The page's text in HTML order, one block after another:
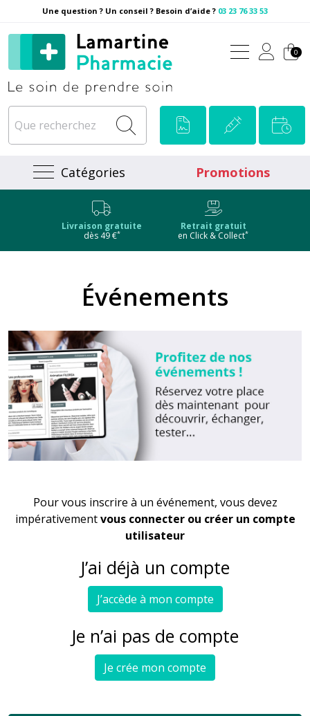
Une question ? Un conseil ? Besoin d’aide ? 03 23 76 33 53
Pharmacie Lamartine
0
Catégories Promotions
Livraison gratuite
dès 49 €*
Retrait gratuit
en Click & Collect*
Événements
Pour vous inscrire à un événement, vous devez
impérativementvous connecter ou créer un compte
utilisateur
J’ai déjà un compte
J’accède à mon compte
Je n’ai pas de compte
Je crée mon compte